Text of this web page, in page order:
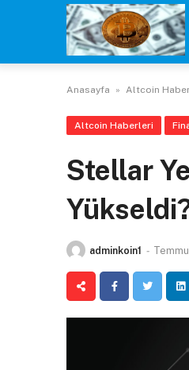
Anasayfa » Altcoin
Altcoin Haberleri
Stellar
adminkoin1 -